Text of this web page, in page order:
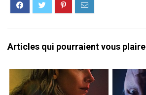
Articles qui pourraient vous plaire